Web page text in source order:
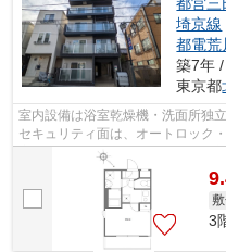
都営三
埼京線
都電荒
築7年
東京都
室内設備は浴室乾燥機・洗面所独
セキュリティ面は、オートロック
安全面でも優れております。共用部
3